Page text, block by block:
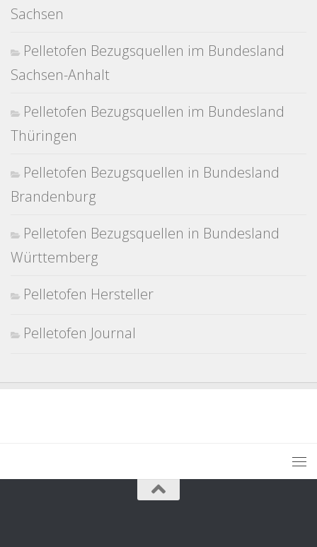
Sachsen
Pelletofen Bezugsquellen im Bundesland
Sachsen-Anhalt
Pelletofen Bezugsquellen im Bundesland
Thüringen
Pelletofen Bezugsquellen in Bundesland
Brandenburg
Pelletofen Bezugsquellen in Bundesland
Württemberg
Pelletofen Hersteller
Pelletofen Journal